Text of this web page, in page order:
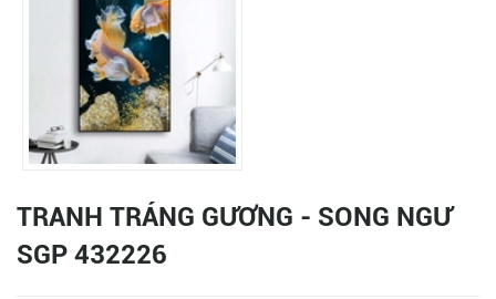
TRANH TRÁNG GƯƠNG - SONG NGƯ
SGP 432226